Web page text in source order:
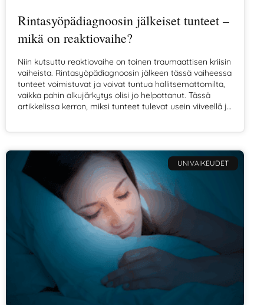
Rintasyöpädiagnoosin jälkeiset tunteet –
mikä on reaktiovaihe?
Niin kutsuttu reaktiovaihe on toinen traumaattisen kriisin
vaiheista. Rintasyöpädiagnoosin jälkeen tässä vaiheessa
tunteet voimistuvat ja voivat tuntua hallitsemattomilta,
vaikka pahin alkujärkytys olisi jo helpottanut. Tässä
artikkelissa kerron, miksi tunteet tulevat usein viiveellä ja
UNIVAIKEUDET